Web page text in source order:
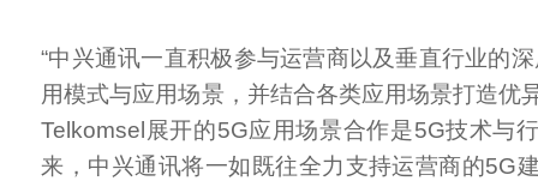
“中兴通讯一直积极参与运营商以及垂直行业的
用模式与应用场景，并结合各类应用场景打造优
Telkomsel展开的5G应用场景合作是5G技术与
来，中兴通讯将一如既往全力支持运营商的5G